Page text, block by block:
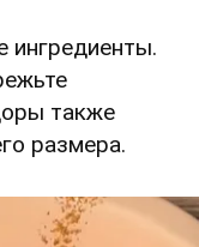
ингредиенты.
также
размера.